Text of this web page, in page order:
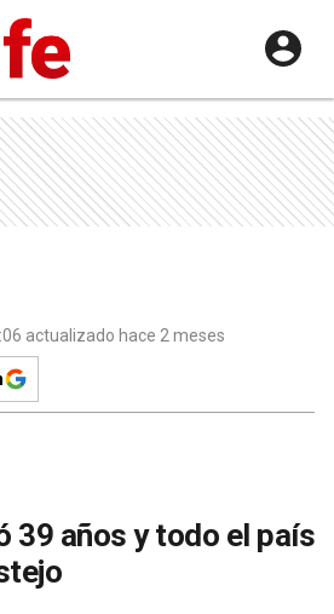
actualizado hace 2 meses
39 años y todo el país